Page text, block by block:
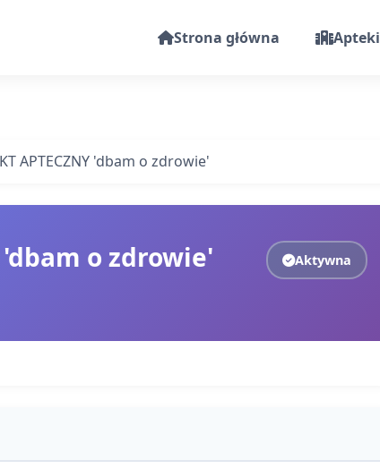
Strona główna Apteki
APTECZNY 'dbam o zdrowie'
'dbam o zdrowie' Aktywna